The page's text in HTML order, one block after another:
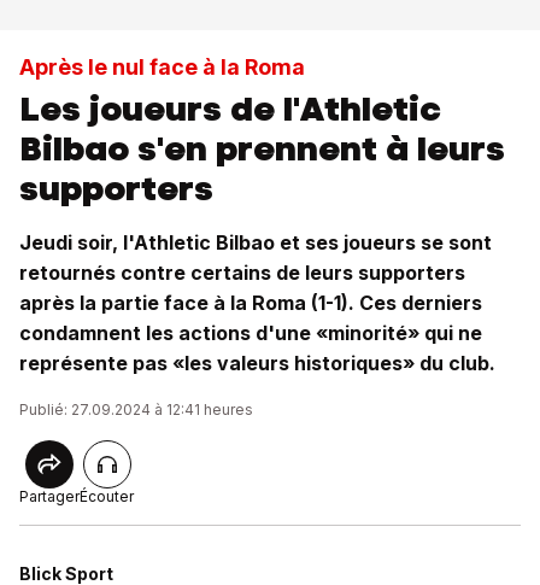
Après le nul face à la Roma
Les joueurs de l'Athletic
Bilbao s'en prennent à leurs
supporters
Jeudi soir, l'Athletic Bilbao et ses joueurs se sont
retournés contre certains de leurs supporters
après la partie face à la Roma (1-1). Ces derniers
condamnent les actions d'une «minorité» qui ne
représente pas «les valeurs historiques» du club.
Publié: 27.09.2024 à 12:41 heures
PartagerÉcouter
Blick Sport